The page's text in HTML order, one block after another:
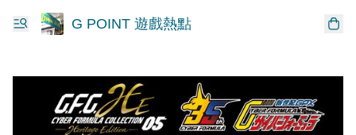
G POINT 遊戲熱點